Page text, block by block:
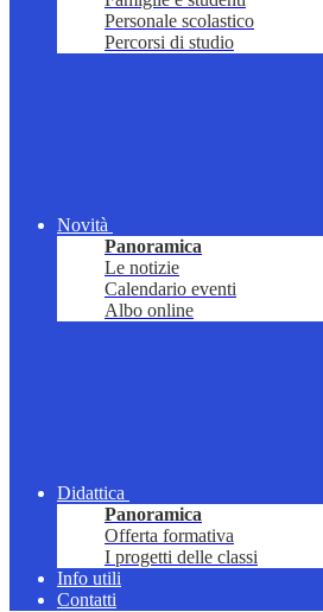
Personale scolastico
Percorsi di studio
Novità
Panoramica
Le notizie
Calendario eventi
Albo online
Didattica
Panoramica
Offerta formativa
I progetti delle classi
Info utili
Contatti